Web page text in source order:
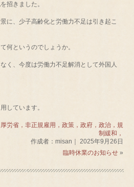
招きました。
に、少子高齢化と労働力不足は引き起こ
何というのでしょうか。
く、今度は労働力不足解消として外国人
しています。
厚労省，非正規雇用，政策，政府，政治，規
制緩和，
作成者：misan｜ 2025年9月26日
臨時休業のお知らせ»